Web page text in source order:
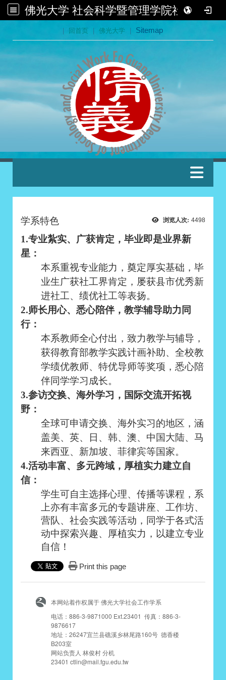
佛光大学 社会科学暨管理学院社会学系
| 回首页 | 佛光大学 | Sitemap
:::
浏览人次: 4498
学系特色
1.专业紮实、广获肯定，毕业即是业界新
星：
本系重视专业能力，奠定厚实基础，毕
业生广获社工界肯定，屡获县市优秀新
进社工、绩优社工等表扬。
2.师长用心、悉心陪伴，教学辅导助力同
行：
本系教师全心付出，致力教学与辅导，
获得教育部教学实践计画补助、全校教
学绩优教师、特优导师等奖项，悉心陪
伴同学学习成长。
3.参访交换、海外学习，国际交流开拓视
野：
全球可申请交换、海外实习的地区，涵
盖美、英、日、韩、澳、中国大陆、马
来西亚、新加坡、菲律宾等国家。
4.活动丰富、多元跨域，厚植实力建立自
信：
学生可自主选择心理、传播等课程，系
上亦有丰富多元的专题讲座、工作坊、
营队、社会实践等活动，同学于各式活
动中探索兴趣、厚植实力，以建立专业
自信！
Print this page
本网站着作权属于 佛光大学社会工作学系
电话：886-3-9871000 Ext.23401 传真：886-3-
9876617
地址：26247宜兰县礁溪乡林尾路160号 德香楼
B203室
网站负责人 林俊村 分机
23401 ctlin@mail.fgu.edu.tw